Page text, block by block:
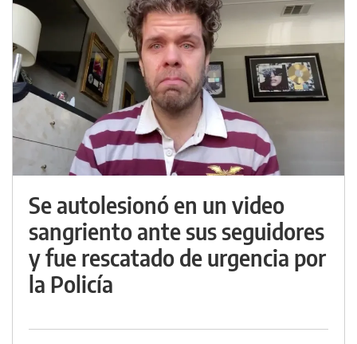
Se autolesionó en un video
sangriento ante sus seguidores
y fue rescatado de urgencia por
la Policía